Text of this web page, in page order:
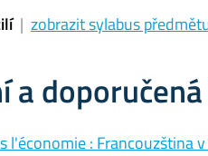
| zobrazit sylabus
a
l'économie : Francouzština